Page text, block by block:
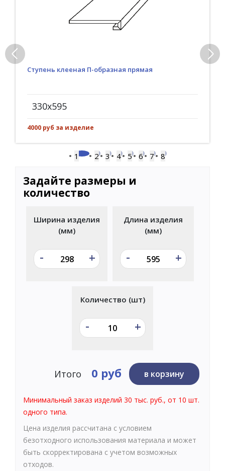
Ступень клееная П-образная прямая
330x595
4000 руб за изделие
1 2 3 4 5 6 7 8
Задайте размеры и
количество
Ширина изделия
(мм)
- +
Длина изделия
(мм)
- +
Количество (шт)
- +
Итого 0 руб в корзину
Минимальный заказ изделий 30 тыс. руб., от 10 шт.
одного типа.
Цена изделия рассчитана с условием
безотходного использования материала и может
быть скорректирована с учетом возможных
отходов.